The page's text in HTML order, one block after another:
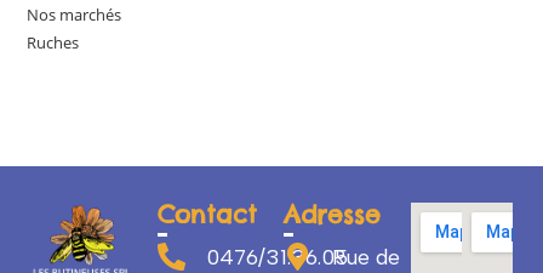
Nos marchés
Ruches
Contact
0476/31.36.05
Adresse
Rue de